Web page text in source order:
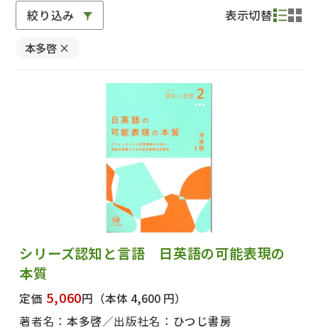
教師用参考書
絞り込み 表示切替
本多啓 ×
シリーズ認知と言語 日英語の可能表現の
本質
定価 5,060円 （本体 4,600 円）
著者名： 本多啓 出版社名： ひつじ書房